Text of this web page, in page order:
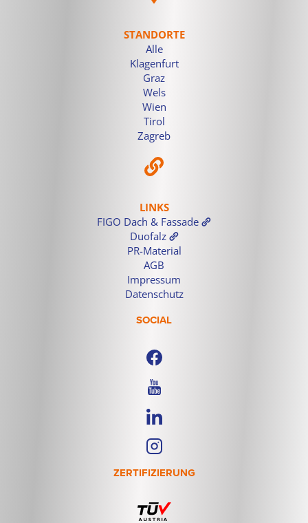
STANDORTE
Alle
Klagenfurt
Graz
Wels
Wien
Tirol
Zagreb
LINKS
FIGO Dach & Fassade
Duofalz
PR-Material
AGB
Impressum
Datenschutz
SOCIAL
ZERTIFIZIERUNG